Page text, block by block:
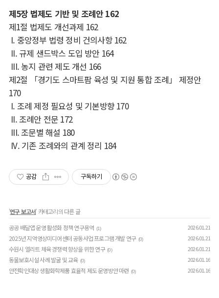
제5장 법제도 기반 및 조례안 162
제1절 법제도 개선과제 162
I. 중앙정부 법령 정비 건의사항 162
II. 규제 샌드박스 도입 방안 164
III.농지 관련 제도 개선 166
제2절 「경기도 스마트팜 육성 및 지원 통합 조례」 제정안
170
I. 조례 제정 필요성 및 기본방향 170
II.조례안 전문 172
III.조문별 해설 180
IV. 기존 조례와의 관계 정리 184
공감 구독하기
'연구 보고서' 카테고리의 다른 글
공공 배달앱 운영 활성화 정책 연구용역 (1) 2026.01.21
2025년 지역영상미디어센터 공동사업 프로그램 개발 연구 (0) 2026.01.21
수원시 엘리트 체육 경쟁력 향상을 위한 연구 (0) 2026.01.21
동물보호시설 사례 발굴 및 교육 (0) 2026.01.16
안전확인대상 생활화학제품 효율적 제도 운영방안 마련 (0) 2026.01.16